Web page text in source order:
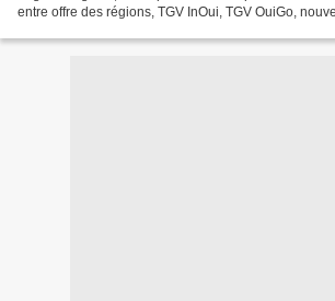
entre offre des régions, TGV InOui, TGV OuiGo,